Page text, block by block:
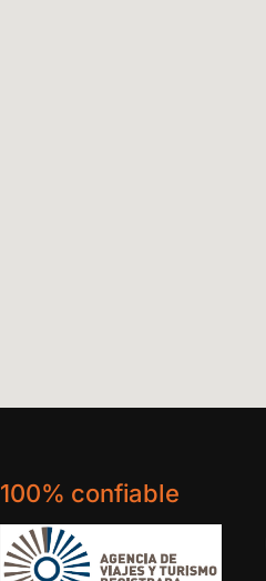
100% confiable